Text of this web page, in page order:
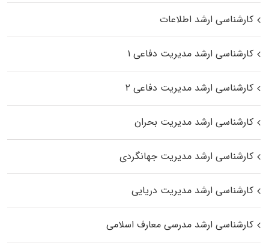
کارشناسی ارشد اطلاعات
کارشناسی ارشد مدیریت دفاعی ۱
کارشناسی ارشد مدیریت دفاعی ۲
کارشناسی ارشد مدیریت بحران
کارشناسی ارشد مدیریت جهانگردی
کارشناسی ارشد مدیریت دریایی
کارشناسی ارشد مدرسی معارف اسلامی